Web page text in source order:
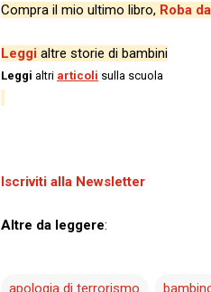
Compra il mio ultimo libro, Roba
Leggi altre storie di bambini
Leggi altri articoli sulla scuola
Iscriviti alla Newsletter
Altre da leggere:
apologia di terrorismo